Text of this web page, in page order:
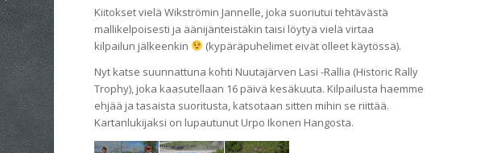
Kiitokset vielä Wikströmin Jannelle, joka suoriutui tehtävästä
mallikelpoisesti ja äänijänteistäkin taisi löytyä vielä virtaa
kilpailun jälkeenkin
(kypäräpuhelimet eivät olleet käytössä).
Nyt katse suunnattuna kohti Nuutajärven Lasi -Rallia (Historic Rally
Trophy), joka kaasutellaan 16 päivä kesäkuuta. Kilpailusta haemme
ehjää ja tasaista suoritusta, katsotaan sitten mihin se riittää.
Kartanlukijaksi on lupautunut Urpo Ikonen Hangosta.